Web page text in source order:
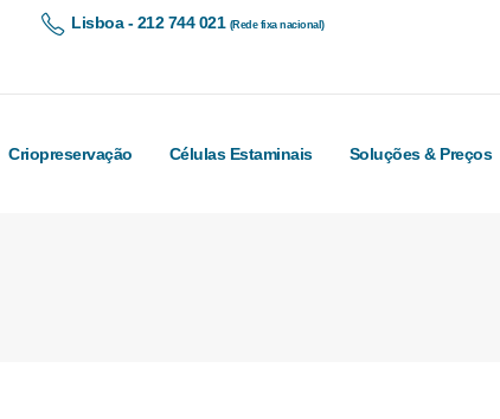
Lisboa - 212 744 021 (Rede fixa nacional)
Criopreservação Células Estaminais Soluções & Preços